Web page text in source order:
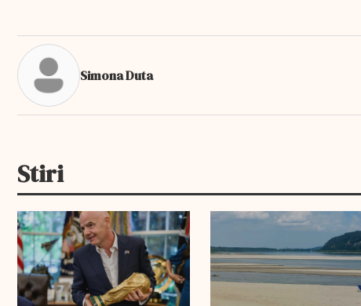
Simona Duta
Stiri